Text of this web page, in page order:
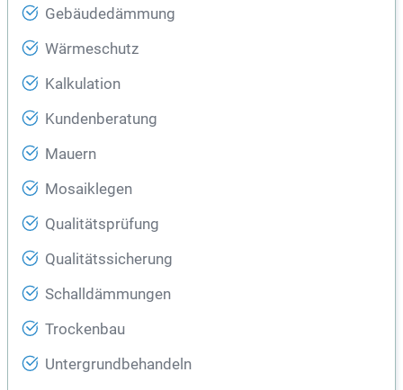
Gebäudedämmung
Wärmeschutz
Kalkulation
Kundenberatung
Mauern
Mosaiklegen
Qualitätsprüfung
Qualitätssicherung
Schalldämmungen
Trockenbau
Untergrundbehandeln